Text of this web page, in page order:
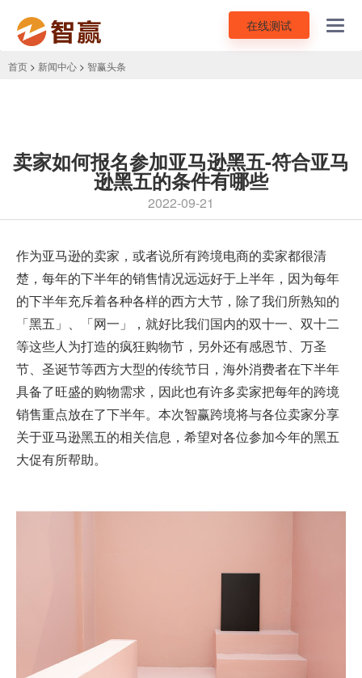
在线测试
首页 > 新闻中心 > 智赢头条
卖家如何报名参加亚马逊黑五-符合亚马
逊黑五的条件有哪些
2022-09-21
作为亚马逊的卖家，或者说所有跨境电商的卖家都很清
楚，每年的下半年的销售情况远远好于上半年，因为每年
的下半年充斥着各种各样的西方大节，除了我们所熟知的
「黑五」、「网一」，就好比我们国内的双十一、双十二
等这些人为打造的疯狂购物节，另外还有感恩节、万圣
节、圣诞节等西方大型的传统节日，海外消费者在下半年
具备了旺盛的购物需求，因此也有许多卖家把每年的跨境
销售重点放在了下半年。本次智赢跨境将与各位卖家分享
关于亚马逊黑五的相关信息，希望对各位参加今年的黑五
大促有所帮助。